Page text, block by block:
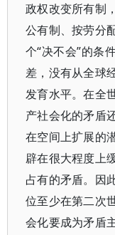
政权改变所有制
公有制、按劳分
个“决不会”的条
差，没有从全球
发育水平。在全
产社会化的矛盾
在空间上扩展的
辟在很大程度上
占有的矛盾。因
位至少在第二次
会化要成为矛盾